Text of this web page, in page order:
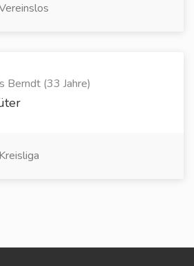
Berndt (33 Jahre)
Kreisliga